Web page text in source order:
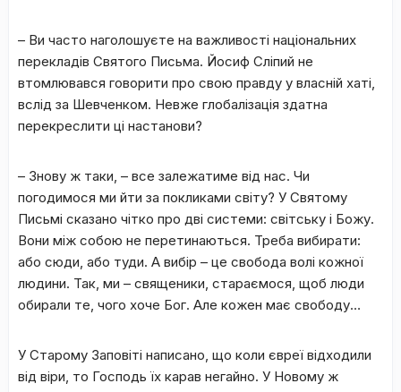
– Ви часто наголошуєте на важливості національних
перекладів Святого Письма. Йосиф Сліпий не
втомлювався говорити про свою правду у власній хаті,
вслід за Шевченком. Невже глобалізація здатна
перекреслити ці настанови?
– Знову ж таки, – все залежатиме від нас. Чи
погодимося ми йти за покликами світу? У Святому
Письмі сказано чітко про дві системи: світську і Божу.
Вони між собою не перетинаються. Треба вибирати:
або сюди, або туди. А вибір – це свобода волі кожної
людини. Так, ми – священики, стараємося, щоб люди
обирали те, чого хоче Бог. Але кожен має свободу…
У Старому Заповіті написано, що коли євреї відходили
від віри, то Господь їх карав негайно. У Новому ж